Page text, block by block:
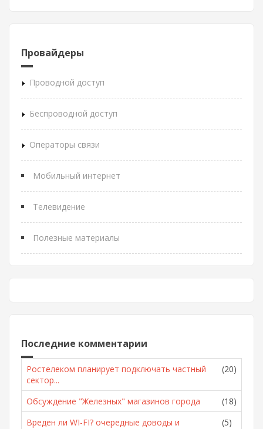
Провайдеры
Проводной доступ
Беспроводной доступ
Операторы связи
Мобильный интернет
Телевидение
Полезные материалы
Последние комментарии
Ростелеком планирует подключать частный
сектор...
(20)
Обсуждение "Железных" магазинов города
(18)
Вреден ли WI-FI? очередные доводы и
(5)